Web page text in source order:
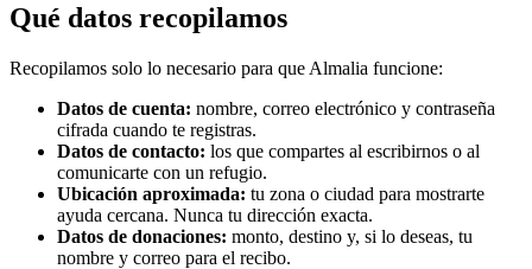
Qué datos recopilamos
Recopilamos solo lo necesario para que Almalia funcione:
Datos de cuenta: nombre, correo electrónico y contraseña
cifrada cuando te registras.
Datos de contacto: los que compartes al escribirnos o al
comunicarte con un refugio.
Ubicación aproximada: tu zona o ciudad para mostrarte
ayuda cercana. Nunca tu dirección exacta.
Datos de donaciones: monto, destino y, si lo deseas, tu
nombre y correo para el recibo.